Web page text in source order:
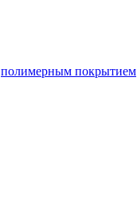
полимерным покрытием